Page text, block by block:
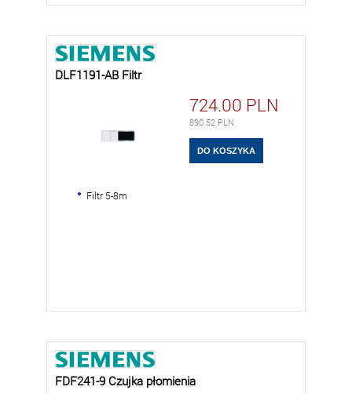
DLF1191-AB Filtr
724.00 PLN
890.52 PLN
Filtr 5-8m
FDF241-9 Czujka płomienia